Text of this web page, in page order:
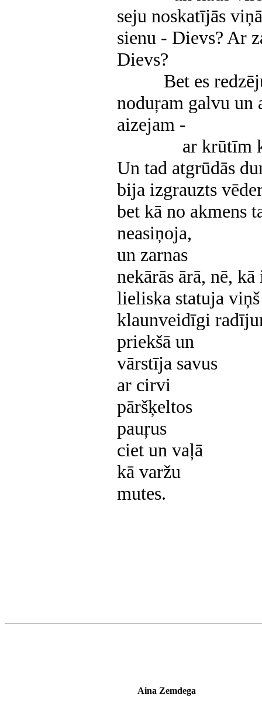
seju noskatījās
sienu - Dievs? Ar
Dievs?
Bet es redzēju
noduŗam galvu un
aizejam -
ar krūtīm kā
Un tad atgrūdās
bija izgrauzts
bet kā no akmens
neasiņoja,
un zarnas
nekārās ārā, nē,
lieliska statuja
klaunveidīgi
priekšā un
vārstīja savus
ar cirvi
pāršķeltos
pauŗus
ciet un vaļā
kā varžu
mutes.
Aina Zemdega